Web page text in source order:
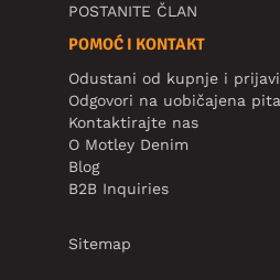
POSTANITE ČLAN
POMOĆ I KONTAKT
Odustani od kupnje i
Odgovori na uobičajena
Kontaktirajte nas
O Motley Denim
Blog
B2B Inquiries
Sitemap